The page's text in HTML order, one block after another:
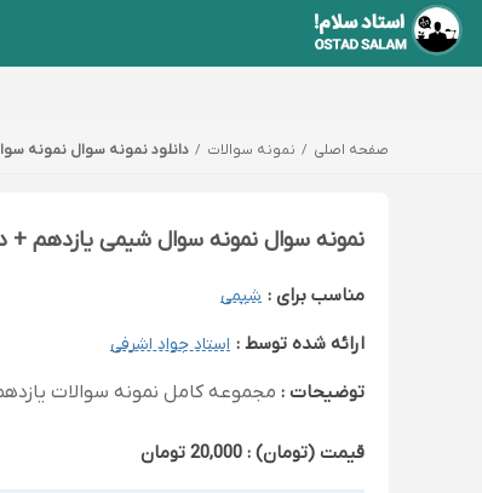
صفحه اصلی نمونه سوالات دانلود نمونه سوال نمونه
نمونه سوال نمونه سوال شیمی یازدهم +
مناسب برای : شیمی
ارائه شده توسط : استاد جواد اشرفی
توضیحات : مجموعه کامل نمونه سوالات
قیمت (تومان) : 20,000 تومان